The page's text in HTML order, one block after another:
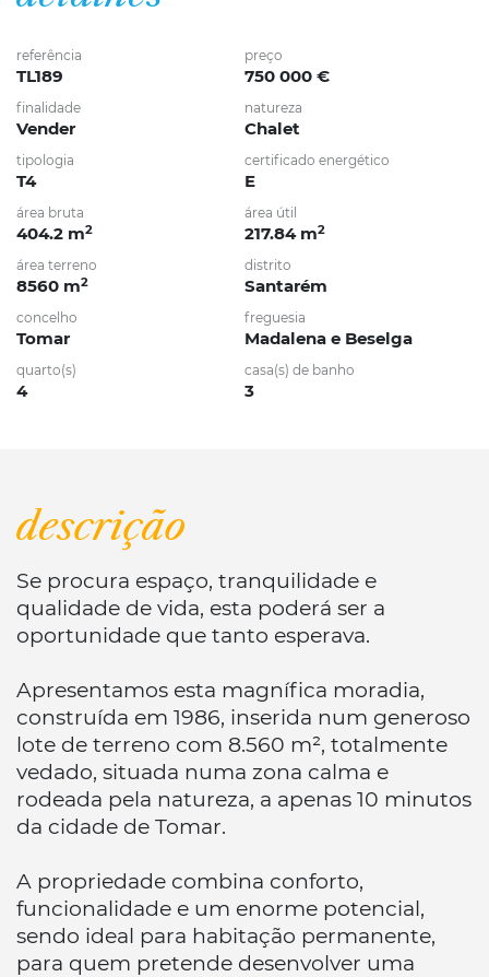
referência
TL189
preço
750 000 €
finalidade
Vender
natureza
Chalet
tipologia
T4
certificado energético
E
área bruta
404.2 m2
área útil
217.84 m2
área terreno
8560 m2
distrito
Santarém
concelho
Tomar
freguesia
Madalena e Beselga
quarto(s)
4
casa(s) de banho
3
descrição
Se procura espaço, tranquilidade e
qualidade de vida, esta poderá ser a
oportunidade que tanto esperava.
Apresentamos esta magnífica moradia,
construída em 1986, inserida num generoso
lote de terreno com 8.560 m², totalmente
vedado, situada numa zona calma e
rodeada pela natureza, a apenas 10 minutos
da cidade de Tomar.
A propriedade combina conforto,
funcionalidade e um enorme potencial,
sendo ideal para habitação permanente,
para quem pretende desenvolver uma